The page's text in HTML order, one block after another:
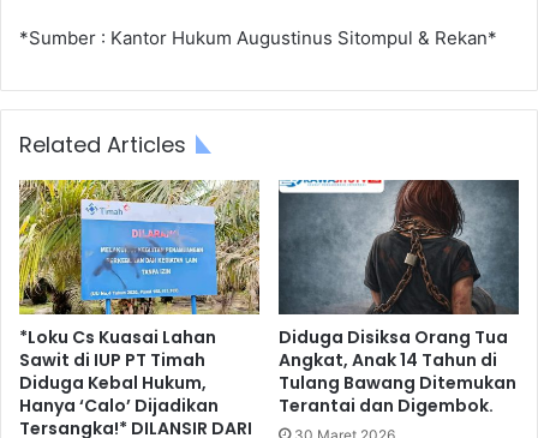
*Sumber : Kantor Hukum Augustinus Sitompul & Rekan*
Related Articles
*Loku Cs Kuasai Lahan
Sawit di IUP PT Timah
Diduga Kebal Hukum,
Hanya ‘Calo’ Dijadikan
Tersangka!* DILANSIR DARI
Diduga Disiksa Orang Tua
Angkat, Anak 14 Tahun di
Tulang Bawang Ditemukan
Terantai dan Digembok.